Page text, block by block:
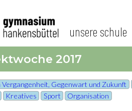
unsere schule
2017
Vergangenheit, Gegenwart und Zukunft
Kreatives Sport Organisation